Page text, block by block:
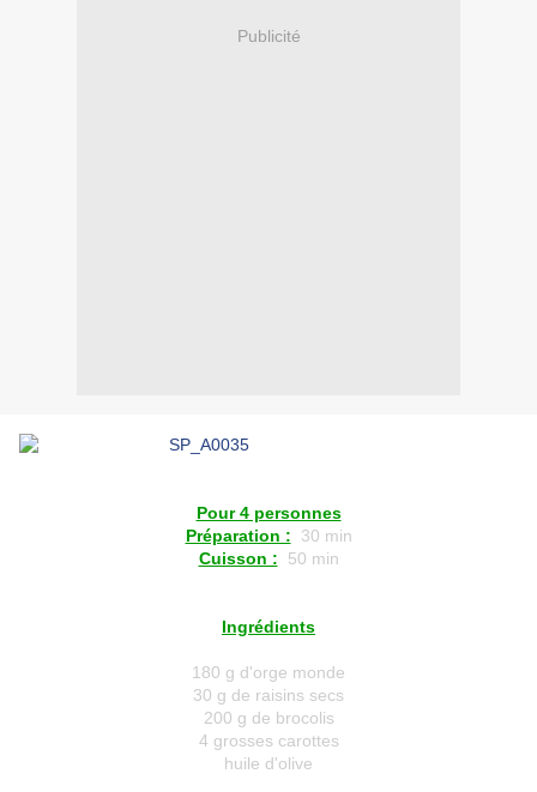
Publicité
Pour 4 personnes
Préparation : 30 min
Cuisson : 50 min
Ingrédients
180 g d'orge monde
30 g de raisins secs
200 g de brocolis
4 grosses carottes
huile d'olive